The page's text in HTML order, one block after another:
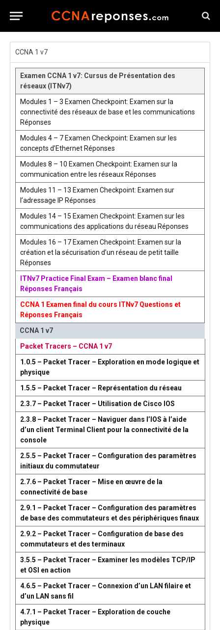
CCNA 1 v7
Examen CCNA 1 v7: Cursus de Présentation des
réseaux (ITNv7)
Modules 1 – 3 Examen Checkpoint: Examen sur la
connectivité des réseaux de base et les communications
Réponses
Modules 4 – 7 Examen Checkpoint: Examen sur les
concepts d’Ethernet Réponses
Modules 8 – 10 Examen Checkpoint: Examen sur la
communication entre les réseaux Réponses
Modules 11 – 13 Examen Checkpoint: Examen sur
l’adressage IP Réponses
Modules 14 – 15 Examen Checkpoint: Examen sur les
communications des applications du réseau Réponses
Modules 16 – 17 Examen Checkpoint: Examen sur la
création et la sécurisation d’un réseau de petit taille
Réponses
ITNv7 Practice Final Exam – Examen blanc final
Réponses Français
CCNA 1 Examen final du cours ITNv7 Questions et
Réponses Français
CCNA 1 v7
Packet Tracers – CCNA 1 v7
1.0.5 – Packet Tracer – Exploration en mode logique et
physique
1.5.5 – Packet Tracer – Représentation du réseau
2.3.7 – Packet Tracer – Utilisation de Cisco IOS
2.3.8 – Packet Tracer – Naviguer dans l’IOS à l’aide
d’un client Terminal Client pour la connectivité de la
console
2.5.5 – Packet Tracer – Configuration des paramètres
initiaux du commutateur
2.7.6 – Packet Tracer – Mise en œuvre de la
connectivité de base
2.9.1 – Packet Tracer – Configuration des paramètres
de base des commutateurs et des périphériques finaux
2.9.2 – Packet Tracer – Configuration de base des
commutateurs et des terminaux
3.5.5 – Packet Tracer – Examiner les modèles TCP/IP
et OSI en action
4.6.5 – Packet Tracer – Connexion d’un LAN filaire et
d’un LAN sans fil
4.7.1 – Packet Tracer – Exploration de couche
physique